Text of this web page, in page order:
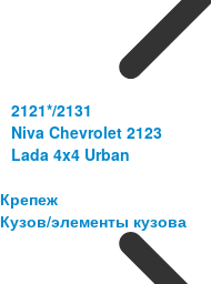
2121*/2131
Niva Chevrolet 2123
Lada 4x4 Urban
Крепеж
Кузов/элементы кузова